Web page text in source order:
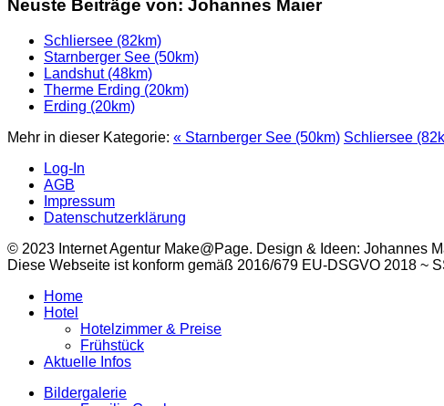
Neuste Beiträge von: Johannes Maier
Schliersee (82km)
Starnberger See (50km)
Landshut (48km)
Therme Erding (20km)
Erding (20km)
Mehr in dieser Kategorie: « Starnberger See (50km) Schliersee
Log-In
AGB
Impressum
Datenschutzerklärung
© 2023 Internet Agentur Make@Page. Design & Ideen: Johannes
Diese Webseite ist konform gemäß 2016/679 EU-DSGVO 2018 ~
Home
Hotel
Hotelzimmer & Preise
Frühstück
Aktuelle Infos
Bildergalerie